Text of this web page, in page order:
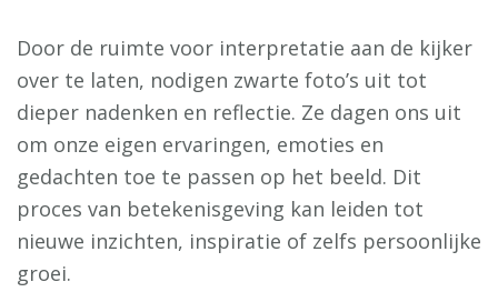
Door de ruimte voor interpretatie aan de kijker
over te laten, nodigen zwarte foto’s uit tot
dieper nadenken en reflectie. Ze dagen ons uit
om onze eigen ervaringen, emoties en
gedachten toe te passen op het beeld. Dit
proces van betekenisgeving kan leiden tot
nieuwe inzichten, inspiratie of zelfs persoonlijke
groei.